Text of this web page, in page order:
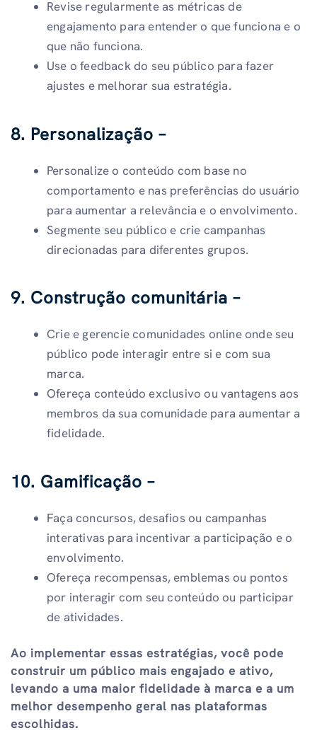
Revise regularmente as métricas de
engajamento para entender o que funciona e o
que não funciona.
Use o feedback do seu público para fazer
ajustes e melhorar sua estratégia.
8. Personalização –
Personalize o conteúdo com base no
comportamento e nas preferências do usuário
para aumentar a relevância e o envolvimento.
Segmente seu público e crie campanhas
direcionadas para diferentes grupos.
9. Construção comunitária –
Crie e gerencie comunidades online onde seu
público pode interagir entre si e com sua
marca.
Ofereça conteúdo exclusivo ou vantagens aos
membros da sua comunidade para aumentar a
fidelidade.
10. Gamificação –
Faça concursos, desafios ou campanhas
interativas para incentivar a participação e o
envolvimento.
Ofereça recompensas, emblemas ou pontos
por interagir com seu conteúdo ou participar
de atividades.
Ao implementar essas estratégias, você pode
construir um público mais engajado e ativo,
levando a uma maior fidelidade à marca e a um
melhor desempenho geral nas plataformas
escolhidas.